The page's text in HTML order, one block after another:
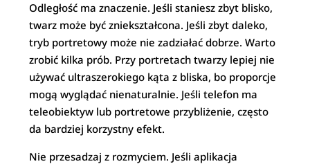
Odległość ma znaczenie. Jeśli staniesz zbyt blisko,
twarz może być zniekształcona. Jeśli zbyt daleko,
tryb portretowy może nie zadziałać dobrze. Warto
zrobić kilka prób. Przy portretach twarzy lepiej nie
używać ultraszerokiego kąta z bliska, bo proporcje
mogą wyglądać nienaturalnie. Jeśli telefon ma
teleobiektyw lub portretowe przybliżenie, często
da bardziej korzystny efekt.
Nie przesadzaj z rozmyciem. Jeśli aplikacja